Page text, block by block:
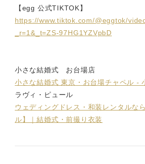
【egg 公式TIKTOK】
https://www.tiktok.com/@eggtok/
_r=1&_t=ZS-97HG1YZVpbD
小さな結婚式 お台場店
小さな結婚式 東京・お台場チャペル -
ラヴィ・ピュール
ウェディングドレス・和装レンタルな
ル】｜結婚式・前撮り衣装